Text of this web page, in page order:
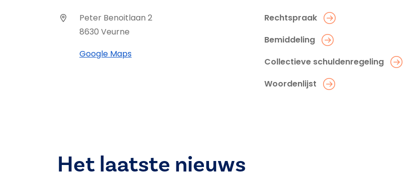
Peter Benoitlaan 2
8630 Veurne
Google Maps
Rechtspraak
Bemiddeling
Collectieve schuldenregeling
Woordenlijst
Het laatste nieuws